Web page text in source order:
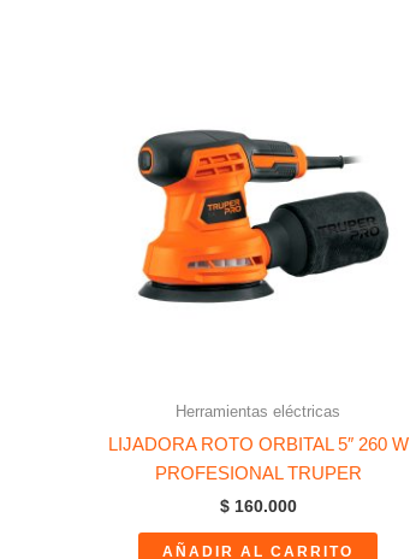
Herramientas eléctricas
LIJADORA ROTO ORBITAL 5″ 260 W
PROFESIONAL TRUPER
$160.000
AÑADIR AL CARRITO